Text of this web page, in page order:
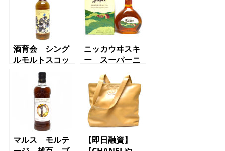
酒育会 シング
ルモルトスコッ
チウイスキー
赤穂浪士ラベ
ル グレンエル
ギン 1998
47.9度/700ml
質屋 かんてい
局 三軒茶屋店
（小田急線豪徳
ニッカウヰスキ
ー スーパーニ
留所限定 43
度/500ml 質
屋 かんてい
局 三軒茶屋店
（東急田園都市
線駒沢大学駅か
らお越しのお客
マルス モルテ
【即日融資】